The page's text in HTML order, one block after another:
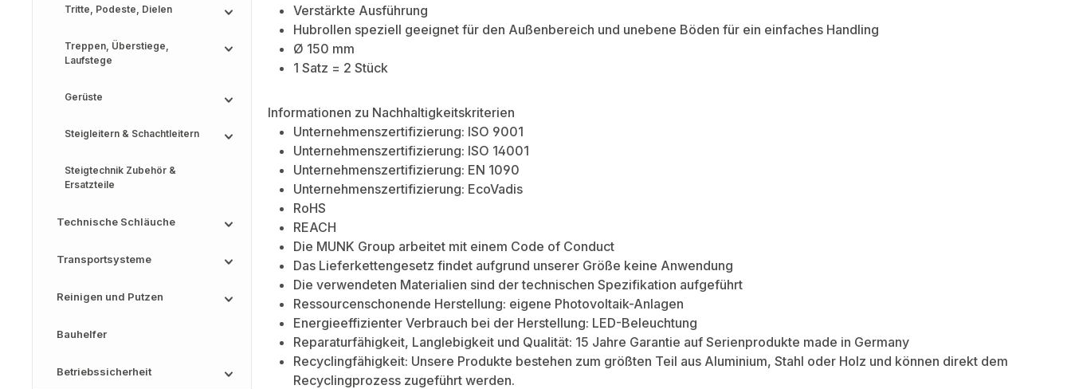
Tritte, Podeste, Dielen
Treppen, Überstiege,
Laufstege
Gerüste
Steigleitern & Schachtleitern
Steigtechnik Zubehör &
Ersatzteile
Technische Schläuche
Transportsysteme
Reinigen und Putzen
Bauhelfer
Betriebssicherheit
Verstärkte Ausführung
Hubrollen speziell geeignet für den Außenbereich und unebene Böden für ein einfaches Handling
Ø 150 mm
1 Satz = 2 Stück
Informationen zu Nachhaltigkeitskriterien
Unternehmenszertifizierung: ISO 9001
Unternehmenszertifizierung: ISO 14001
Unternehmenszertifizierung: EN 1090
Unternehmenszertifizierung: EcoVadis
RoHS
REACH
Die MUNK Group arbeitet mit einem Code of Conduct
Das Lieferkettengesetz findet aufgrund unserer Größe keine Anwendung
Die verwendeten Materialien sind der technischen Spezifikation aufgeführt
Ressourcenschonende Herstellung: eigene Photovoltaik-Anlagen
Energieeffizienter Verbrauch bei der Herstellung: LED-Beleuchtung
Reparaturfähigkeit, Langlebigkeit und Qualität: 15 Jahre Garantie auf Serienprodukte made in Germany
Recyclingfähigkeit: Unsere Produkte bestehen zum größten Teil aus Aluminium, Stahl oder Holz und können direkt dem
Recyclingprozess zugeführt werden.